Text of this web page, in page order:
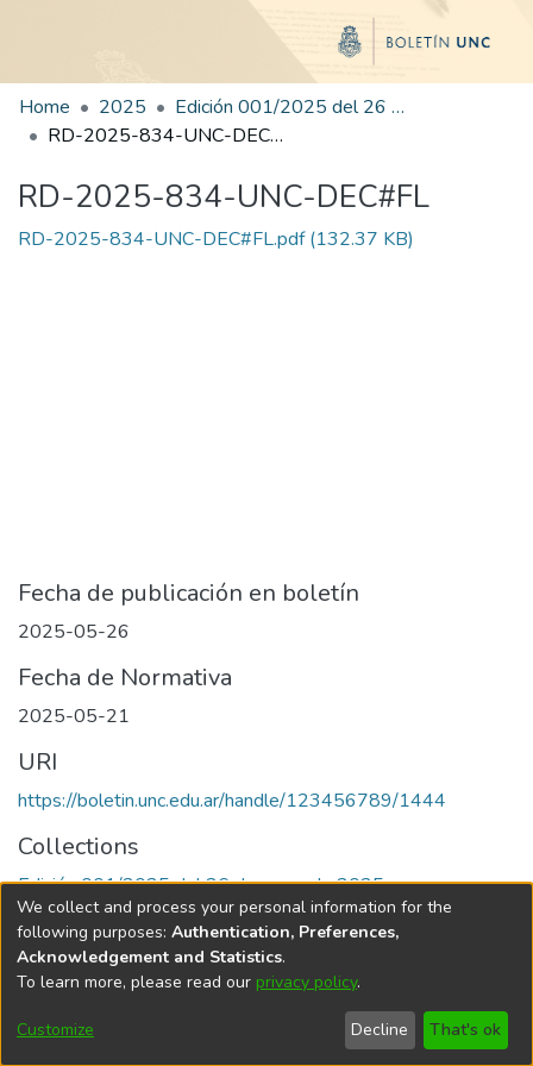
Home 2025
Edición 001/2025 del 26 de mayo de 2025
RD-2025-834-UNC-DEC#FL
RD-2025-834-UNC-DEC#FL
RD-2025-834-UNC-DEC#FL.pdf(132.37 KB)
Fecha de publicación en boletín
2025-05-26
Fecha de Normativa
2025-05-21
URI
https://boletin.unc.edu.ar/handle/123456789/1444
Collections
Edición 001/2025 del 26 de mayo de 2025
Universidad Nacional de Córdoba
We collect and process your personal information for the
following purposes: Authentication, Preferences,
Acknowledgement and Statistics.
To learn more, please read our privacy policy.
Customize Decline That's ok